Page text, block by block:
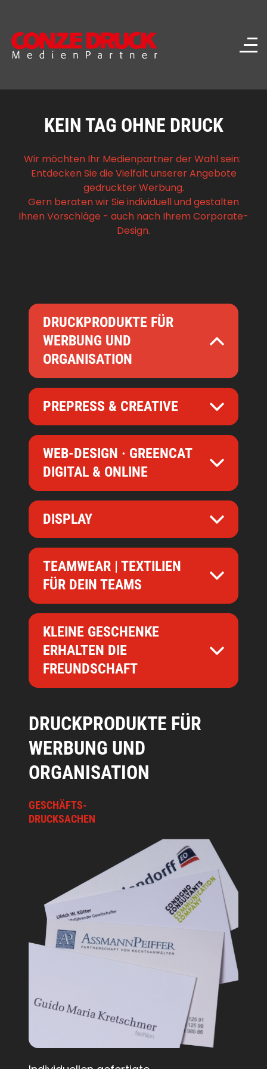
KEIN TAG OHNE DRUCK
Wir möchten Ihr Medienpartner der Wahl sein:
Entdecken Sie die Vielfalt unserer Angebote
gedruckter Werbung.
Gern beraten wir Sie individuell und gestalten
Ihnen Vorschläge - auch nach Ihrem Corporate-
Design.
DRUCKPRODUKTE FÜR
WERBUNG UND
ORGANISATION
DRUCKPRODUKTE FÜR
WERBUNG UND
ORGANISATION
GESCHÄFTS-
DRUCKSACHEN
PREPRESS & CREATIVE
WEB-DESIGN · GREENCAT
DIGITAL & ONLINE
DISPLAY
TEAMWEAR | TEXTILIEN
FÜR DEIN TEAMS
KLEINE GESCHENKE
ERHALTEN DIE
FREUNDSCHAFT